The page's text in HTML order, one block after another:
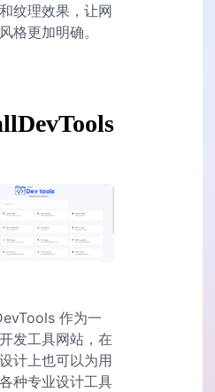
纹理效果，让网
格更加明确。
作为一
发工具网站，在
计上也可以为用
种专业设计工具